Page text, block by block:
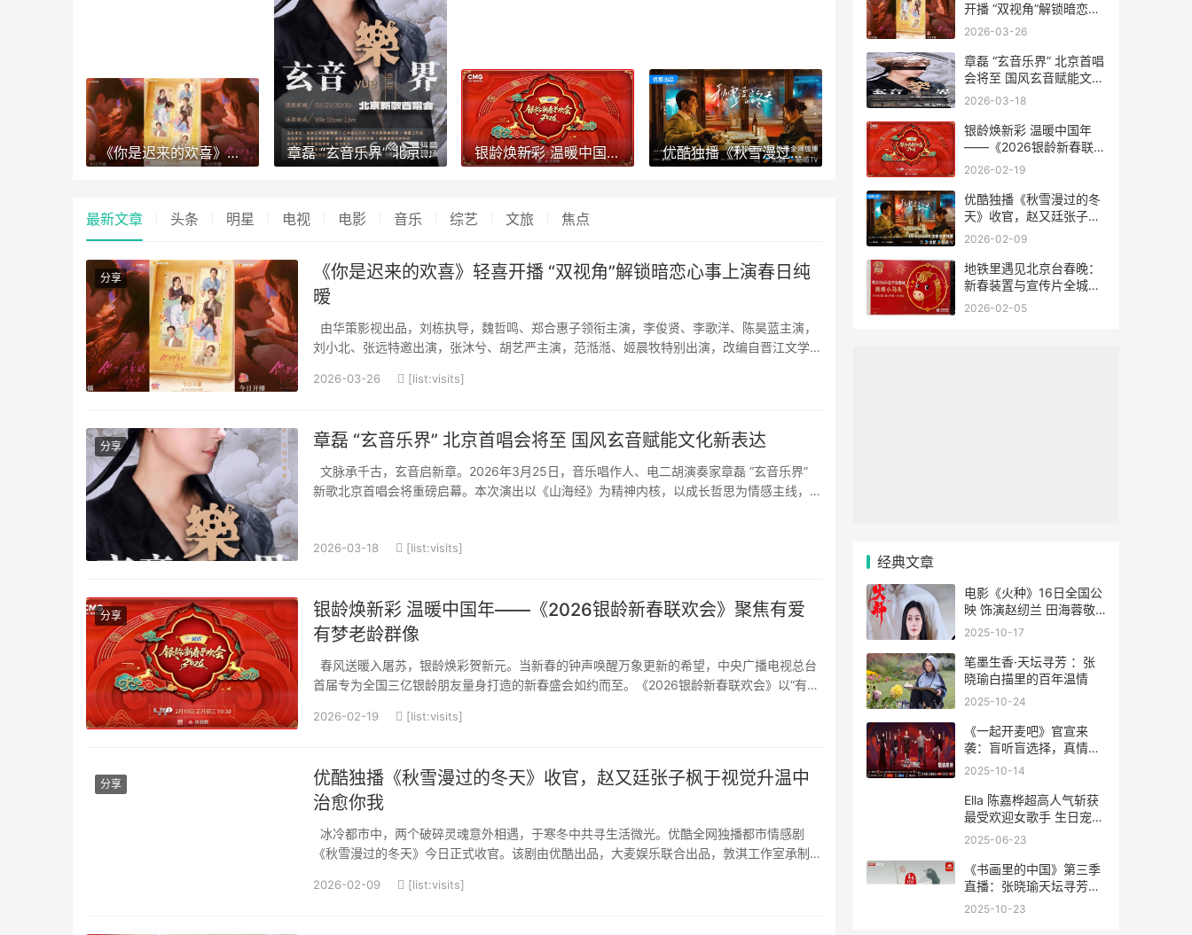
《你是迟来的欢喜》轻喜开播 “双视角”解锁暗恋心事上演春日纯暧 章磊 “玄音乐界” 北京首唱会将至 国风玄音赋能文化新表达 银龄焕新彩 温暖中国年——《2026银龄新春联欢会》聚焦有爱有梦老龄群像 优酷独播《秋雪漫过的冬天》收官，赵又廷张子枫于视觉升温中治愈你我
最新文章 头条 明星 电视 电影 音乐 综艺 文旅 焦点
分享
《你是迟来的欢喜》轻喜开播 “双视角”解锁暗恋心事上演春日纯
暧
由华策影视出品，刘栋执导，魏哲鸣、郑合惠子领衔主演，李俊贤、李歌洋、陈昊蓝主演，
刘小北、张远特邀出演，张沐兮、胡艺严主演，范湉湉、姬晨牧特别出演，改编自晋江文学城
TV，会员连更不断档，SVIP每日抢先看1集；3月29日起，湖南卫视金...
2026-03-26 [list:visits]
分享 章磊 “玄音乐界” 北京首唱会将至 国风玄音赋能文化新表达
文脉承千古，玄音启新章。2026年3月25日，音乐唱作人、电二胡演奏家章磊 “玄音乐界”
新歌北京首唱会将重磅启幕。本次演出以《山海经》为精神内核，以成长哲思为情感主线，携
2026-03-18 [list:visits]
分享
银龄焕新彩 温暖中国年——《2026银龄新春联欢会》聚焦有爱
有梦老龄群像
春风送暖入屠苏，银龄焕彩贺新元。当新春的钟声唤醒万象更新的希望，中央广播电视总台
首届专为全国三亿银龄朋友量身打造的新春盛会如约而至。《2026银龄新春联欢会》以“有
角，让银发一族从“观看者”成为“闪耀者”。节目以主持...
2026-02-19 [list:visits]
分享
优酷独播《秋雪漫过的冬天》收官，赵又廷张子枫于视觉升温中
治愈你我
冰冷都市中，两个破碎灵魂意外相遇，于寒冬中共寻生活微光。优酷全网独播都市情感剧
《秋雪漫过的冬天》今日正式收官。该剧由优酷出品，大麦娱乐联合出品，敦淇工作室承制。
张莉联合编剧，赵又廷、张子枫领衔主演，江一燕、张超、荣梓希...
2026-02-09 [list:visits]
开播 “双视角”解锁暗恋心
事上演春日纯暧
2026-03-26
章磊 “玄音乐界” 北京首唱
会将至 国风玄音赋能文化
新表达
2026-03-18
银龄焕新彩 温暖中国年
——《2026银龄新春联欢
会》聚焦有爱有梦老龄群
2026-02-19
优酷独播《秋雪漫过的冬
天》收官，赵又廷张子枫
于视觉升温中治愈你我
2026-02-09
地铁里遇见北京台春晚：
新春装置与宣传片全城上
线
2026-02-05
经典文章
电影《火种》16日全国公
映 饰演赵纫兰 田海蓉敬
畏敬业敬秋兰之美
2025-10-17
笔墨生香·天坛寻芳 ：张
晓瑜白描里的百年温情
2025-10-24
《一起开麦吧》官宣来
袭：盲听盲选择，真情真
感受，“纯听觉竞技”重构
2025-10-14
Ella 陈嘉桦超高人气斩获
最受欢迎女歌手 生日宠粉
许愿或巡演将近
2025-06-23
《书画里的中国》第三季
直播：张晓瑜天坛寻芳，
白描间捕捉秋日花韵
2025-10-23